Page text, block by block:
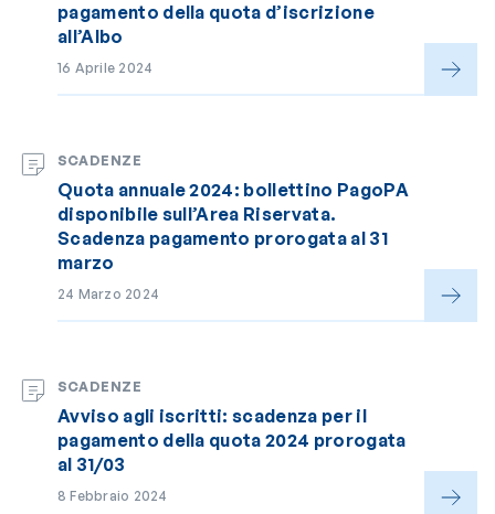
pagamento della quota d’iscrizione
all’Albo
16 Aprile 2024
SCADENZE
Quota annuale 2024: bollettino PagoPA
disponibile sull’Area Riservata.
Scadenza pagamento prorogata al 31
marzo
24 Marzo 2024
SCADENZE
Avviso agli iscritti: scadenza per il
pagamento della quota 2024 prorogata
al 31/03
8 Febbraio 2024